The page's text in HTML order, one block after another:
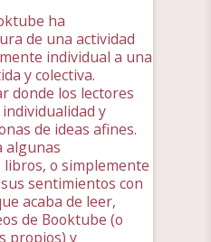
ha
de una actividad
individual a una
y colectiva.
donde los lectores
y
de ideas afines.
algunas
libros, o simplemente
sentimientos con
acaba de leer,
de Booktube (o
propios) y